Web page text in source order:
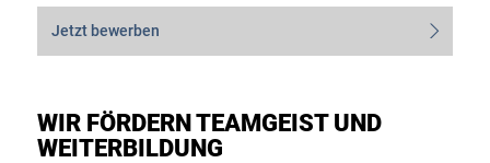
Jetzt bewerben
WIR FÖRDERN TEAMGEIST UND
WEITERBILDUNG